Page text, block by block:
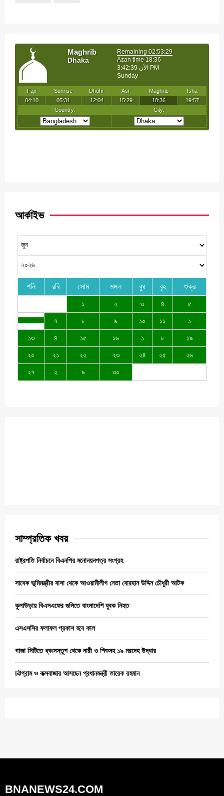
আর্কাইভ
শনি রবি সোম মঙ্গল বুধ বৃহ শুক্র
১ ২ ৩ ৪ ৫
৭ ৮ ৯ ১০ ১১ ১
১৩ ৪ ১৫ ১৬ ১ ৮ ১৯
২০ ২১ ২২ ২৩ ২৪ ২৫ ২৬
২৭ ২ ৯ ৩০
সাম্প্রতিক খবর
রাষ্ট্রপতি নির্বাচনে বিএনপির মনোনয়নপত্র সংগ্রহ
সাবেক ভূমিমন্ত্রীর বাসা থেকে আওয়ামীলীগ নেতা বোরহান উদ্দিন চৌধুরী আটক
কুলাউড়ায় বিএসএফের গুলিতে বাংলাদেশি যুবক নিহত
এসএসসির ফলাফল প্রকাশ হবে কাল
গাজা সিটিতে ধ্বংসস্তূপ থেকে নারী ও শিশুসহ ১৯ মরদেহ উদ্ধার
চট্টগ্রাম ও কক্সবাজার আসছেন প্রধানমন্ত্রী তারেক রহমান
BNANEWS24.COM